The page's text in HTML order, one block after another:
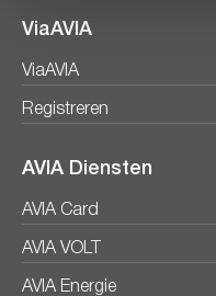
ViaAVIA
ViaAVIA
Registreren
AVIA Diensten
AVIA Card
AVIA VOLT
AVIA Energie